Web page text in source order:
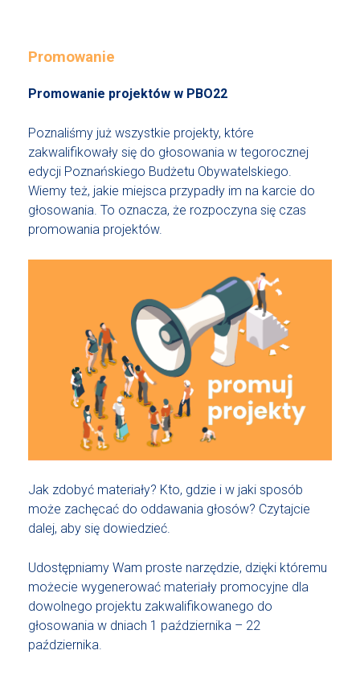
Promowanie
Promowanie projektów w PBO22
Poznaliśmy już wszystkie projekty, które
zakwalifikowały się do głosowania w tegorocznej
edycji Poznańskiego Budżetu Obywatelskiego.
Wiemy też, jakie miejsca przypadły im na karcie do
głosowania. To oznacza, że rozpoczyna się czas
promowania projektów.
Jak zdobyć materiały? Kto, gdzie i w jaki sposób
może zachęcać do oddawania głosów? Czytajcie
dalej, aby się dowiedzieć.
Udostępniamy Wam proste narzędzie, dzięki któremu
możecie wygenerować materiały promocyjne dla
dowolnego projektu zakwalifikowanego do
głosowania w dniach 1 października – 22
października.